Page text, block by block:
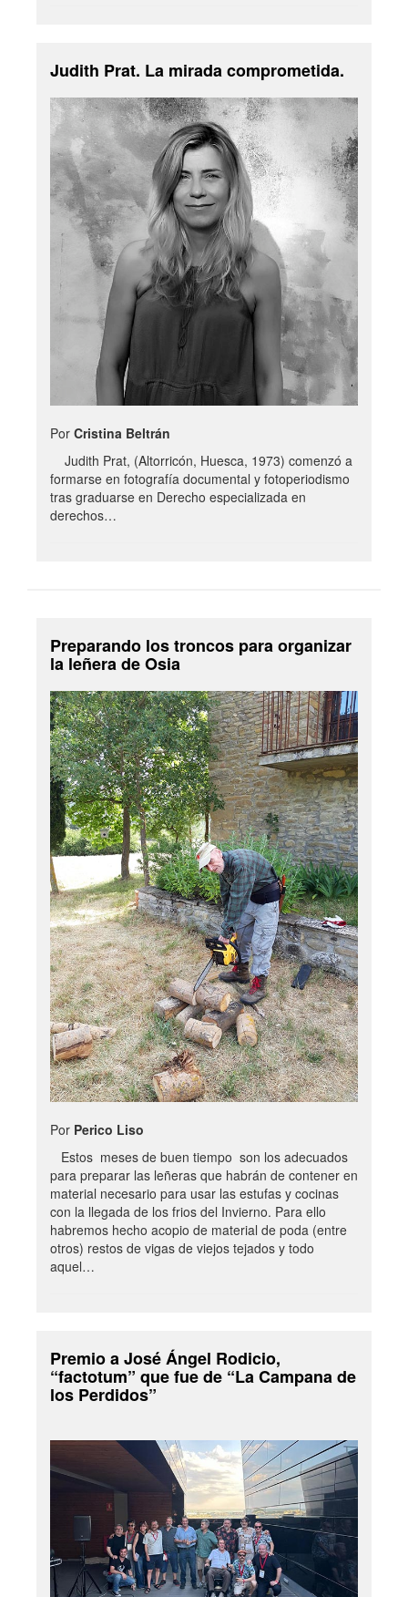
Judith Prat. La mirada comprometida.
Por Cristina Beltrán
Judith Prat, (Altorricón, Huesca, 1973) comenzó a
formarse en fotografía documental y fotoperiodismo
tras graduarse en Derecho especializada en
derechos…
Preparando los troncos para organizar
la leñera de Osia
Por Perico Liso
Estos meses de buen tiempo son los adecuados
para preparar las leñeras que habrán de contener en
material necesario para usar las estufas y cocinas
con la llegada de los frios del Invierno. Para ello
habremos hecho acopio de material de poda (entre
otros) restos de vigas de viejos tejados y todo
aquel…
Premio a José Ángel Rodicio,
“factotum” que fue de “La Campana de
los Perdidos”